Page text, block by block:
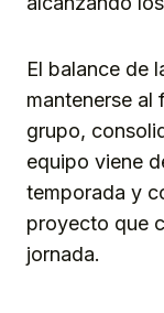
El balance de
mantenerse al
grupo,
equipo viene
temporada y
proyecto que
jornada.